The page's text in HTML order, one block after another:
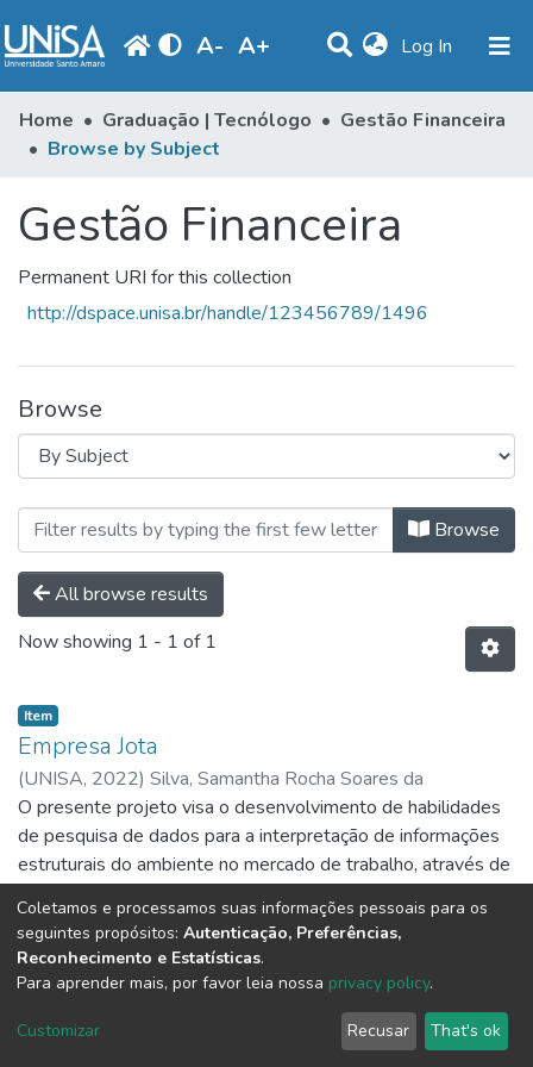
A- A+ Log In (current)
Communities & Collections
Produção Docente
Periodicals
Home Graduação | Tecnólogo
Gestão Financeira
Browse by Subject
Gestão Financeira
Permanent URI for this collection
http://dspace.unisa.br/handle/123456789/1496
Browse
Browsing Gestão Financeira by
Browse
All browse results
Now showing 1 - 1 of 1
Item
Empresa Jota
(UNISA, 2022) Silva, Samantha Rocha Soares da
O presente projeto visa o desenvolvimento de habilidades
de pesquisa de dados para a interpretação de informações
estruturais do ambiente no mercado de trabalho, através de
das organizações.
DSpace software copyright © 2002-2026 LYRASIS
Send Feedback
Coletamos e processamos suas informações pessoais para os
seguintes propósitos: Autenticação, Preferências,
Reconhecimento e Estatísticas.
Para aprender mais, por favor leia nossa privacy policy.
Customizar Recusar That's ok